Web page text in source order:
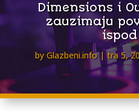
Dimensions i
zauzimaju
byGlazbeni.info tra 5,